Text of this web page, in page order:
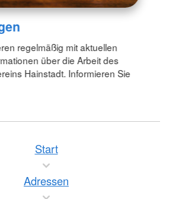
regelmäßig mit aktuellen
über die Arbeit des
Hainstadt. Informieren Sie
Start
Adressen